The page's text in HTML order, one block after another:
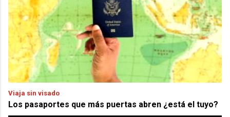
Viaja sin visado
Los pasaportes que más puertas abren ¿está el tuyo?